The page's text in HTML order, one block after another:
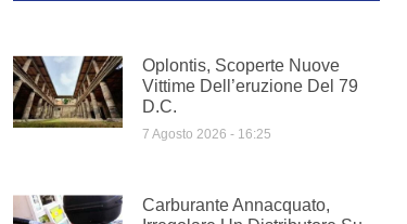
Oplontis, Scoperte Nuove
Vittime Dell’eruzione Del 79
D.C.
7 Agosto 2026 16:25
Carburante Annacquato,